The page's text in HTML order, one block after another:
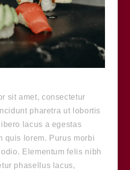
sit amet, consectetur
pharetra ut lobortis
lacus a egestas
quis lorem. Purus morbi
Elementum felis nibh
phasellus lacus,